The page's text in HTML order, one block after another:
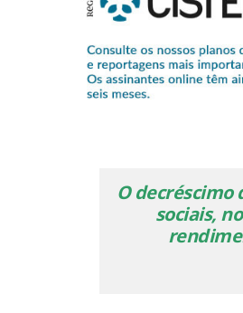
O decréscimo
sociais,